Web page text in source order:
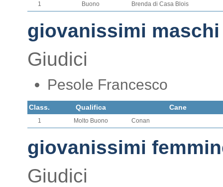
1 Buono Brenda di Casa Blois
giovanissimi maschi
Giudici
Pesole Francesco
Class. Qualifica Cane
1 Molto Buono Conan
giovanissimi
Giudici